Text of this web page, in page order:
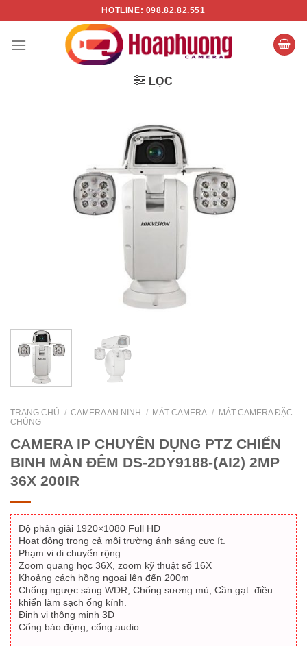
nội
HOTLINE: 098.82.82.551
LỌC
TRANG CHỦ / CAMERA AN NINH / MẮT CAMERA /
MẮT CAMERA ĐẶC
CHỦNG
CAMERA IP CHUYÊN DỤNG PTZ CHIẾN
BINH MÀN ĐÊM DS-2DY9188-(AI2) 2MP
36X 200IR
Độ phân giải 1920×1080 Full HD
Hoạt động trong cả môi trường ánh sáng cực ít.
Phạm vi di chuyển rộng
Zoom quang học 36X, zoom kỹ thuật số 16X
Khoảng cách hồng ngoại lên đến 200m
Chống ngược sáng WDR, Chống sương mù, Cần gạt điều
khiển làm sạch ống kính.
Định vị thông minh 3D
Cổng báo động, cổng audio.